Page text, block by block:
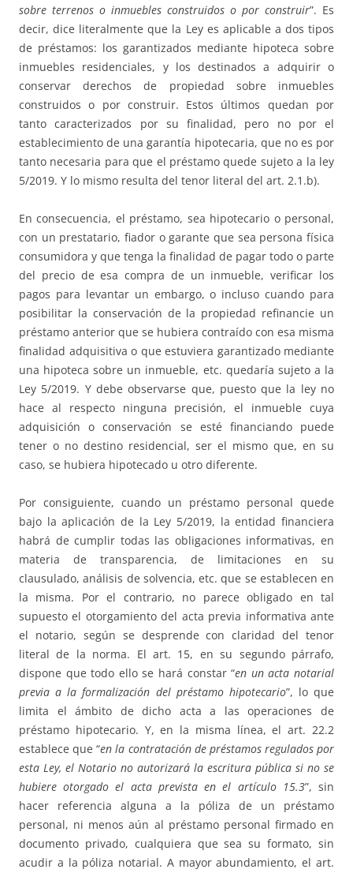
sobre terrenos o inmuebles construidos o por construir”. Es
decir, dice literalmente que la Ley es aplicable a dos tipos
de préstamos: los garantizados mediante hipoteca sobre
inmuebles residenciales, y los destinados a adquirir o
conservar derechos de propiedad sobre inmuebles
construidos o por construir. Estos últimos quedan por
tanto caracterizados por su finalidad, pero no por el
establecimiento de una garantía hipotecaria, que no es por
tanto necesaria para que el préstamo quede sujeto a la ley
5/2019. Y lo mismo resulta del tenor literal del art. 2.1.b).
En consecuencia, el préstamo, sea hipotecario o personal,
con un prestatario, fiador o garante que sea persona física
consumidora y que tenga la finalidad de pagar todo o parte
del precio de esa compra de un inmueble, verificar los
pagos para levantar un embargo, o incluso cuando para
posibilitar la conservación de la propiedad refinancie un
préstamo anterior que se hubiera contraído con esa misma
finalidad adquisitiva o que estuviera garantizado mediante
una hipoteca sobre un inmueble, etc. quedaría sujeto a la
Ley 5/2019. Y debe observarse que, puesto que la ley no
hace al respecto ninguna precisión, el inmueble cuya
adquisición o conservación se esté financiando puede
tener o no destino residencial, ser el mismo que, en su
caso, se hubiera hipotecado u otro diferente.
Por consiguiente, cuando un préstamo personal quede
bajo la aplicación de la Ley 5/2019, la entidad financiera
habrá de cumplir todas las obligaciones informativas, en
materia de transparencia, de limitaciones en su
clausulado, análisis de solvencia, etc. que se establecen en
la misma. Por el contrario, no parece obligado en tal
supuesto el otorgamiento del acta previa informativa ante
el notario, según se desprende con claridad del tenor
literal de la norma. El art. 15, en su segundo párrafo,
dispone que todo ello se hará constar “en un acta notarial
previa a la formalización del préstamo hipotecario”, lo que
limita el ámbito de dicho acta a las operaciones de
préstamo hipotecario. Y, en la misma línea, el art. 22.2
establece que “en la contratación de préstamos regulados por
esta Ley, el Notario no autorizará la escritura pública si no se
hubiere otorgado el acta prevista en el artículo 15.3”, sin
hacer referencia alguna a la póliza de un préstamo
personal, ni menos aún al préstamo personal firmado en
documento privado, cualquiera que sea su formato, sin
acudir a la póliza notarial. A mayor abundamiento, el art.